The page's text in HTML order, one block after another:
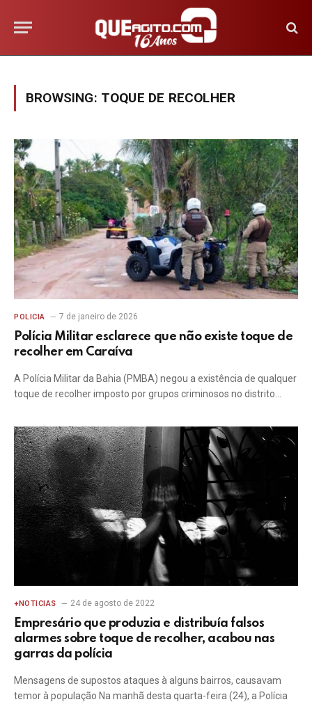
BROWSING: TOQUE DE RECOLHER
POLICIA 7 de janeiro de 2026
Polícia Militar esclarece que não existe toque de
recolher em Caraíva
A Polícia Militar da Bahia (PMBA) negou a existência de qualquer
toque de recolher imposto por grupos criminosos no distrito…
+NOTICIAS 24 de agosto de 2022
Empresário que produzia e distribuía falsos
alarmes sobre toque de recolher, acabou nas
garras da polícia
Mensagens de supostos ataques à alguns bairros, causavam
temor à população Na manhã desta quarta-feira (24), a Polícia